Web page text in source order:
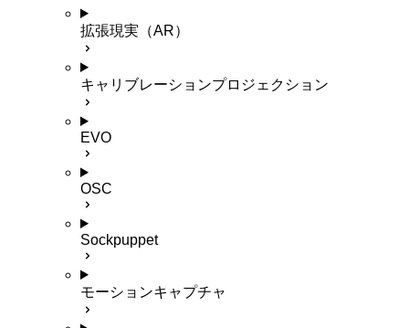
拡張現実（AR）
キャリブレーションプロジェクション
EVO
OSC
Sockpuppet
モーションキャプチャ